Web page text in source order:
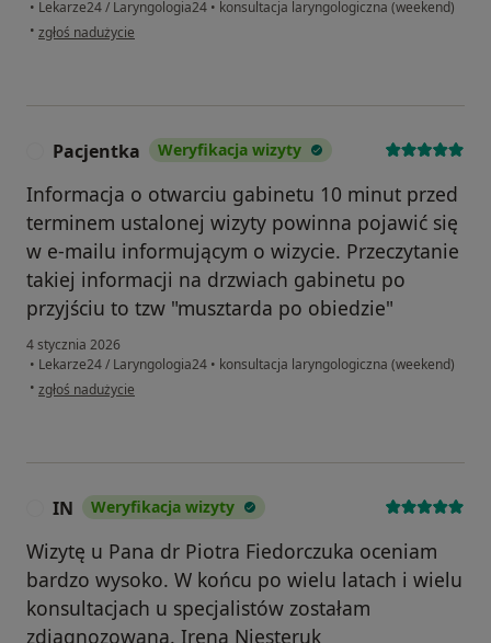
• Lekarze24 / Laryngologia24 • konsultacja laryngologiczna (weekend)
• w opinii użytkownika Kararzyna
zgłoś nadużycie
Pacjentka Weryfikacja wizyty
Informacja o otwarciu gabinetu 10 minut przed
terminem ustalonej wizyty powinna pojawić się
w e-mailu informującym o wizycie. Przeczytanie
takiej informacji na drzwiach gabinetu po
przyjściu to tzw "musztarda po obiedzie"
4 stycznia 2026
• Lekarze24 / Laryngologia24 • konsultacja laryngologiczna (weekend)
• w opinii użytkownika Pacjentka
zgłoś nadużycie
IN Weryfikacja wizyty
Wizytę u Pana dr Piotra Fiedorczuka oceniam
bardzo wysoko. W końcu po wielu latach i wielu
konsultacjach u specjalistów zostałam
zdiagnozowana. Irena Niesteruk